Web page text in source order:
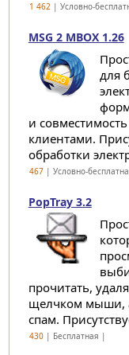
1 462| Условно-
MSG 2 MBOX 1.26
для
и
клиентами.
обработки
467| Условно-
PopTray 3.2
прочитать,
щелчком мыши,
спам.
430| Бесплатная |